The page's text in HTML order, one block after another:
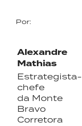
Por:
Alexandre
Mathias
Estrategista-
chefe
da Monte
Bravo
Corretora